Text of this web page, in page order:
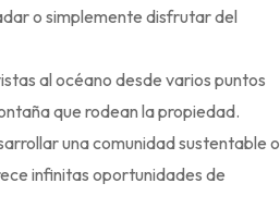
o simplemente disfrutar del
al océano desde varios puntos
que rodean la propiedad.
una comunidad sustentable o
infinitas oportunidades de